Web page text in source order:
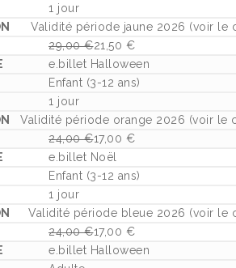
1 jour
Validité période jaune 2026 (voir le
29,00€
Le prix initial était : 29,00 €.
21,50 €
Le prix actuel est : 21,50 €.
e.billet Halloween
Enfant (3-12 ans)
1 jour
Validité période orange 2026 (voir le
24,00€
Le prix initial était : 24,00 €.
17,00 €
Le prix actuel est : 17,00 €.
e.billet Noël
Enfant (3-12 ans)
1 jour
Validité période bleue 2026 (voir le
24,00€
Le prix initial était : 24,00 €.
17,00 €
Le prix actuel est : 17,00 €.
e.billet Halloween